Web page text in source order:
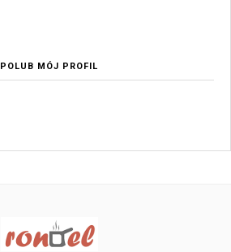
POLUB MÓJ PROFIL